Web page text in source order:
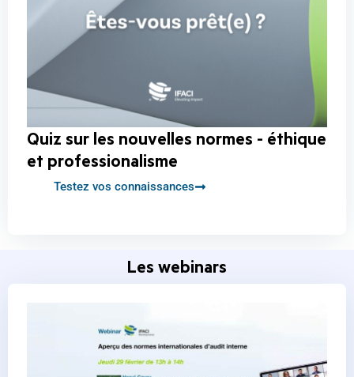
Quiz sur les nouvelles normes - éthique
et professionalisme
Testez vos connaissances
Les webinars